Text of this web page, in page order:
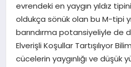
SPOR
TEKNOLOJI
YAŞAM
evrendeki en yaygın yıldız
oldukça sönük olan bu M-tipi
barındırma potansiyeliyle de
Elverişli Koşullar Tartışılıyor
cücelerin yaygınlığı ve düşük